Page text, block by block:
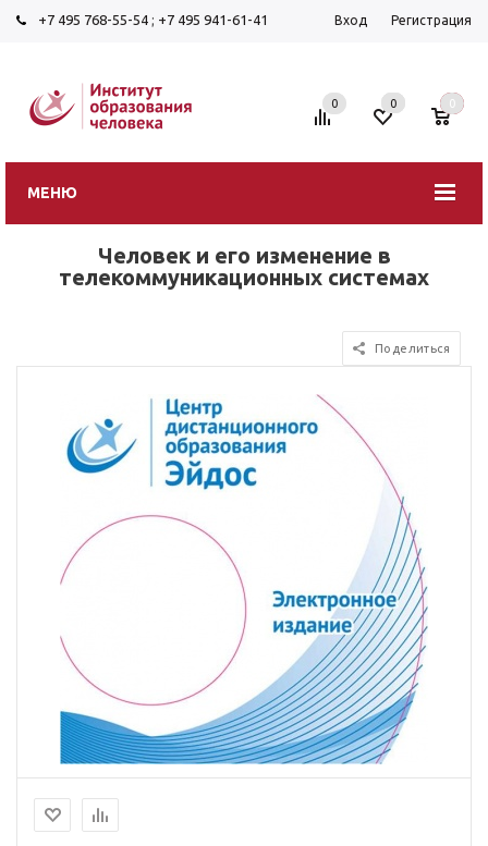
+7 495 768-55-54 ; +7 495 941-61-41 Вход Регистрация
МЕНЮ
0 0 0
Человек и его изменение в
телекоммуникационных системах
Поделиться